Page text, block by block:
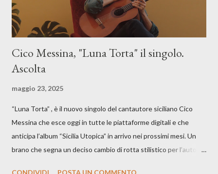
Cico Messina, "Luna Torta" il singolo.
Ascolta
maggio 23, 2025
“Luna Torta” , è il nuovo singolo del cantautore siciliano Cico
Messina che esce oggi in tutte le piattaforme digitali e che
anticipa l’album “Sicilia Utopica” in arrivo nei prossimi mesi. Un
brano che segna un deciso cambio di rotta stilistico per l’autore
CONDIVIDI
POSTA UN COMMENTO